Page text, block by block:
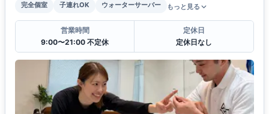
完全個室
子連れOK ウォーターサーバー もっと見る
営業時間
9:00〜21:00 不定休
定休日
定休日なし